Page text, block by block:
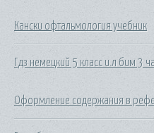
Кански офтальмология учебник
Гдз немецкий 5 класс и.л бим 3
Оформление содержания в